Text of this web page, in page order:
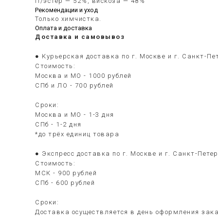
Рекомендации и уход
Только химчистка.
Оплата и доставка
Доставка и самовывоз
● Курьерская доставка по г. Москве и г. Санкт-
Стоимость:
Москва и МО - 1000 рублей
СПб и ЛО - 700 рублей
Сроки:
Москва и МО - 1-3 дня
СПб - 1-2 дня
*до трёх единиц товара
● Экспресс доставка по г. Москве и г. Санкт-
Стоимость:
МСК - 900 рублей
СПб - 600 рублей
Сроки:
Доставка осуществляется в день оформления